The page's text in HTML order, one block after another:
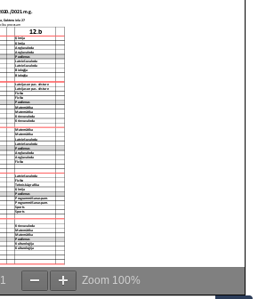
1 Zoom 100%